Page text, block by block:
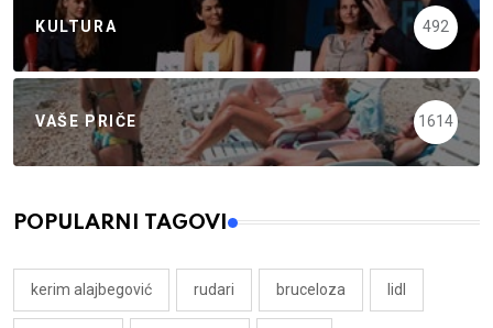
KULTURA 492
VAŠE PRIČE 1614
POPULARNI TAGOVI
kerim alajbegović rudari bruceloza lidl